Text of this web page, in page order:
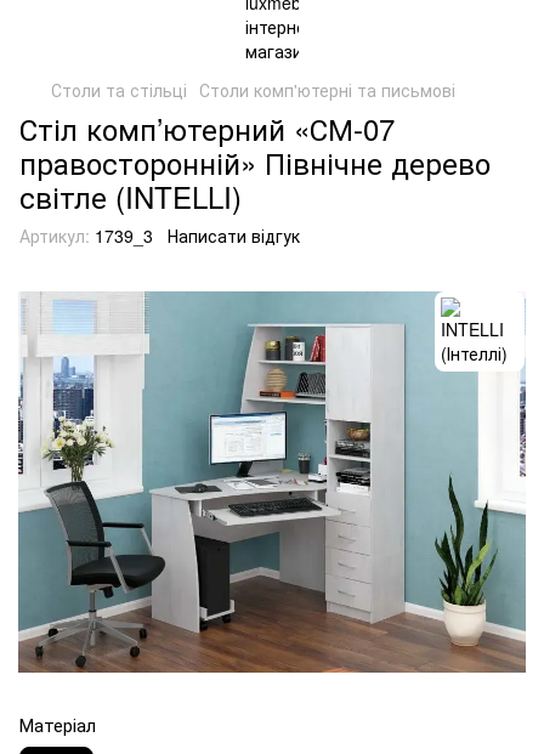
Столи та стільці Столи комп'ютерні та письмові
Стіл комп’ютерний «СМ-07
правосторонній» Північне дерево
світле (INTELLI)
Артикул: 1739_3 Написати відгук
Матеріал